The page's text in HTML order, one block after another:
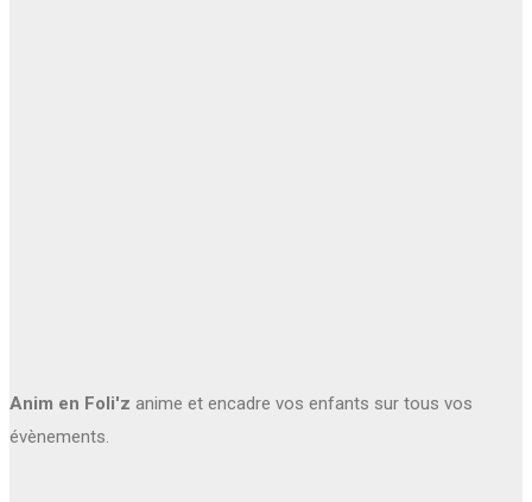
Anim en Foli'z anime et encadre vos enfants sur tous vos
évènements.